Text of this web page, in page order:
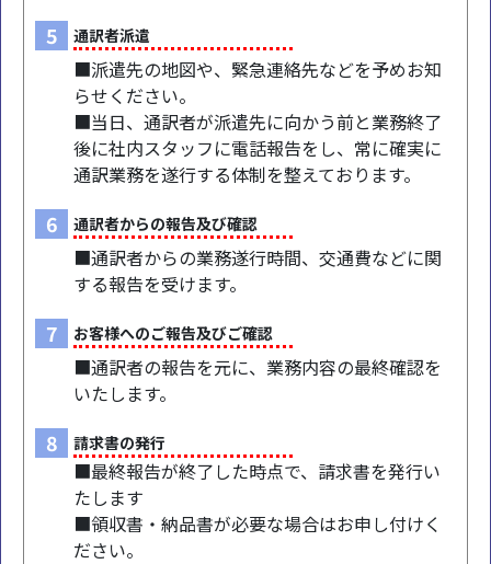
5 通訳者派遣
■派遣先の地図や、緊急連絡先などを予めお知
らせください。
■当日、通訳者が派遣先に向かう前と業務終了
後に社内スタッフに電話報告をし、常に確実に
通訳業務を遂行する体制を整えております。
6 通訳者からの報告及び確認
■通訳者からの業務遂行時間、交通費などに関
する報告を受けます。
7 お客様へのご報告及びご確認
■通訳者の報告を元に、業務内容の最終確認を
いたします。
8 請求書の発行
■最終報告が終了した時点で、請求書を発行い
たします
■領収書・納品書が必要な場合はお申し付けく
ださい。